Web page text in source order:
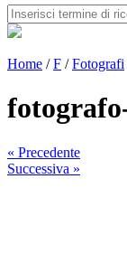
Home /F /Fotografi
« Precedente
Successiva »